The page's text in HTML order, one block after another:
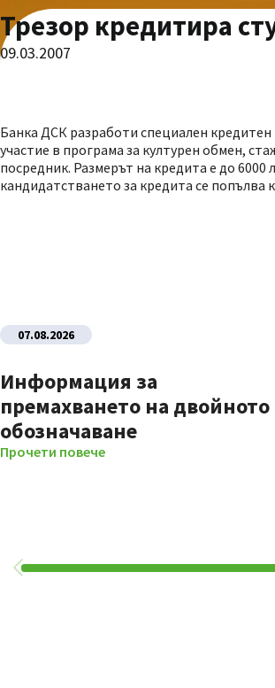
Трезор кредитира
09.03.2007
Банка ДСК разработи специален
участие в програма за културен обмен,
посредник. Размерът на кредита е до 6000
кандидатстването за кредита се попълва
07.08.2026
Информация за
премахването на двойното
обозначаване
Прочети повече